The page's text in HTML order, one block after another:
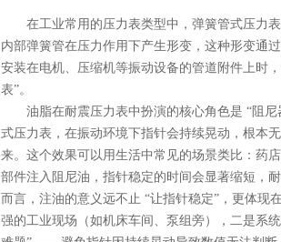
在工业常用的压力表类型中，弹簧管式压力
内部弹簧管在压力作用下产生形变，这种形变通
安装在电机、压缩机等振动设备的管道附件上时
表”。
油脂在耐震压力表中扮演的核心角色是 “阻
式压力表，在振动环境下指针会持续晃动，根本
来。这个效果可以用生活中常见的场景类比：药
部件注入阻尼油，指针稳定的时间会显著缩短，
而言，注油的意义远不止 “让指针稳定”，更体现
强的工业现场（如机床车间、泵组旁），二是系